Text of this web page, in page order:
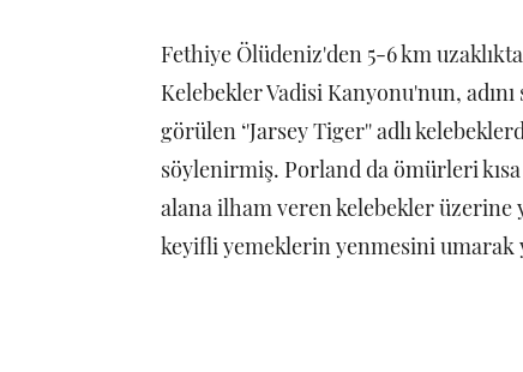
Fethiye Ölüdeniz'den 5-6 km
Kelebekler Vadisi Kanyonu'nun,
görülen ‘'Jarsey Tiger'' adlı
söylenirmiş. Porland da ömürleri
alana ilham veren kelebekler üzerine
keyifli yemeklerin yenmesini umarak